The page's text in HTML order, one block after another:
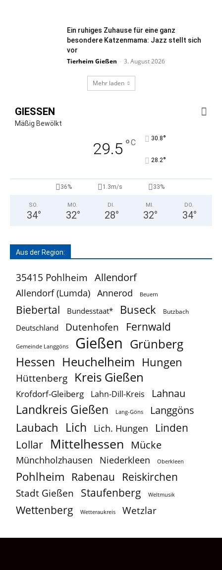
Ein ruhiges Zuhause für eine ganz
besondere Katzenmama: Jazz stellt sich
vor
Tierheim Gießen - 3. August 2026
Mehr laden
GIESSEN
Mäßig Bewölkt
29.5 °C 30.8°
28.2°
36% 1.3m/s 33%
SO.
34°
MO.
32°
DI.
28°
MI.
32°
DO.
34°
Aus der Region:
35415 Pohlheim Allendorf
Allendorf (Lumda) Annerod Beuern
Biebertal Bundesstaat* Buseck Butzbach
Deutschland Dutenhofen Fernwald
Gemeinde Langgöns Gießen Grünberg
Hessen Heuchelheim Hungen
Hüttenberg Kreis Gießen
Krofdorf-Gleiberg Lahn-Dill-Kreis Lahnau
Landkreis Gießen Lang-Göns Langgöns
Laubach Lich Lich. Hungen Linden
Lollar Mittelhessen Mücke
Münchholzhausen Niederkleen Oberkleen
Pohlheim Rabenau Reiskirchen
Stadt Gießen Staufenberg Weltmusik
Wettenberg Wetteraukreis Wetzlar